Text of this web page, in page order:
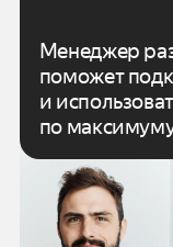
Менеджер
поможет
и
по